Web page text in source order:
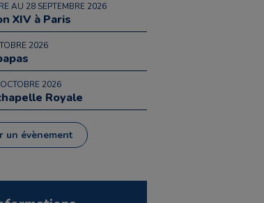
AU 28 SEPTEMBRE 2026
XIV à Paris
2026
2026
Royale
un évènement